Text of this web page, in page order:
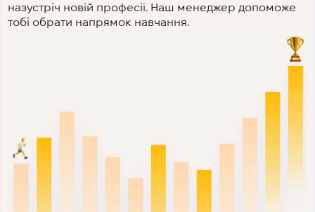
назустріч новій професії. Наш менеджер допоможе
тобі обрати напрямок навчання.